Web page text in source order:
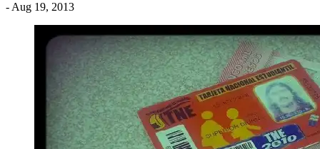
- Aug 19, 2013